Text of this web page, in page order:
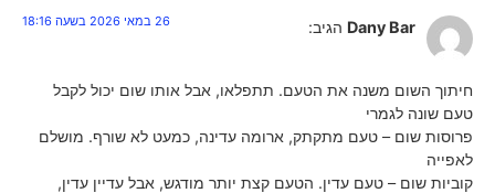
Dany Bar הגיב:
חיתוך השום משנה את הטעם. תתפלאו, אבל אותו שום יכול לקבל
טעם שונה לגמרי
פרוסות שום – טעם מתקתק, ארומה עדינה, כמעט לא שורף. מושלם
לאפייה
קוביות שום – טעם עדין. הטעם קצת יותר מודגש, אבל עדיין עדין,